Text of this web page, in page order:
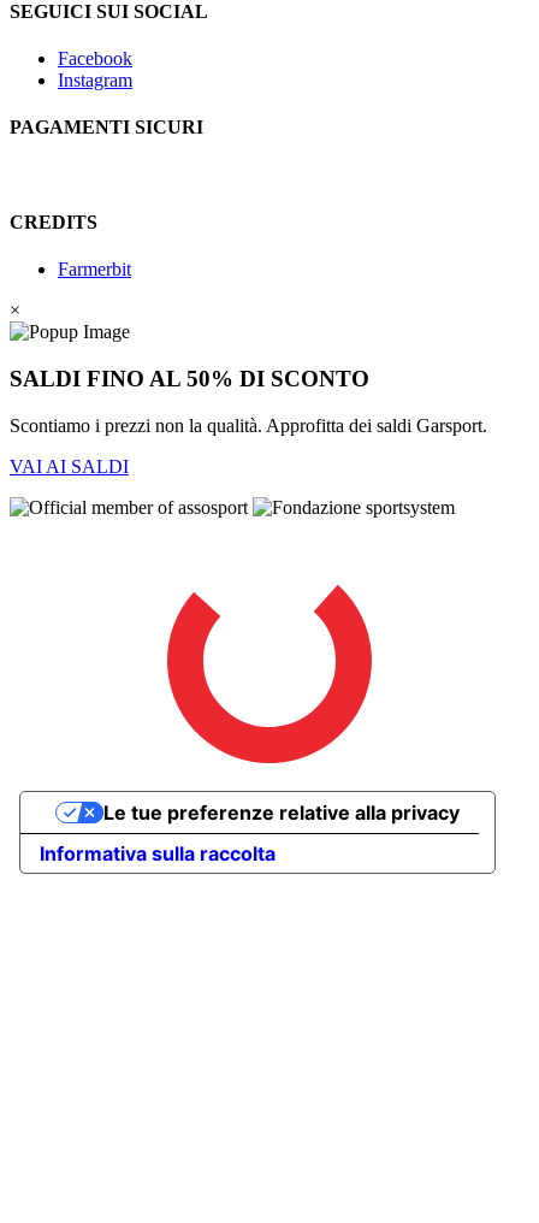
SEGUICI SUI SOCIAL
Facebook
Instagram
PAGAMENTI SICURI
CREDITS
Farmerbit
×
SALDI FINO AL 50% DI SCONTO
Scontiamo i prezzi non la qualità. Approfitta dei saldi Garsport.
VAI AI SALDI
Informativa sulla raccolta
Le tue preferenze relative alla privacy